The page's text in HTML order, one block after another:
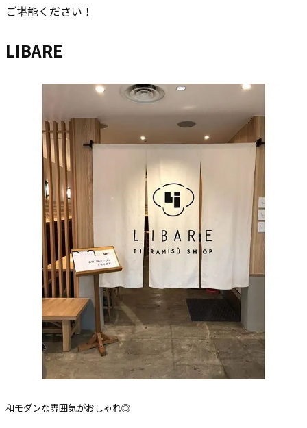
ご堪能ください！
LIBARE
和モダンな雰囲気がおしゃれ◎